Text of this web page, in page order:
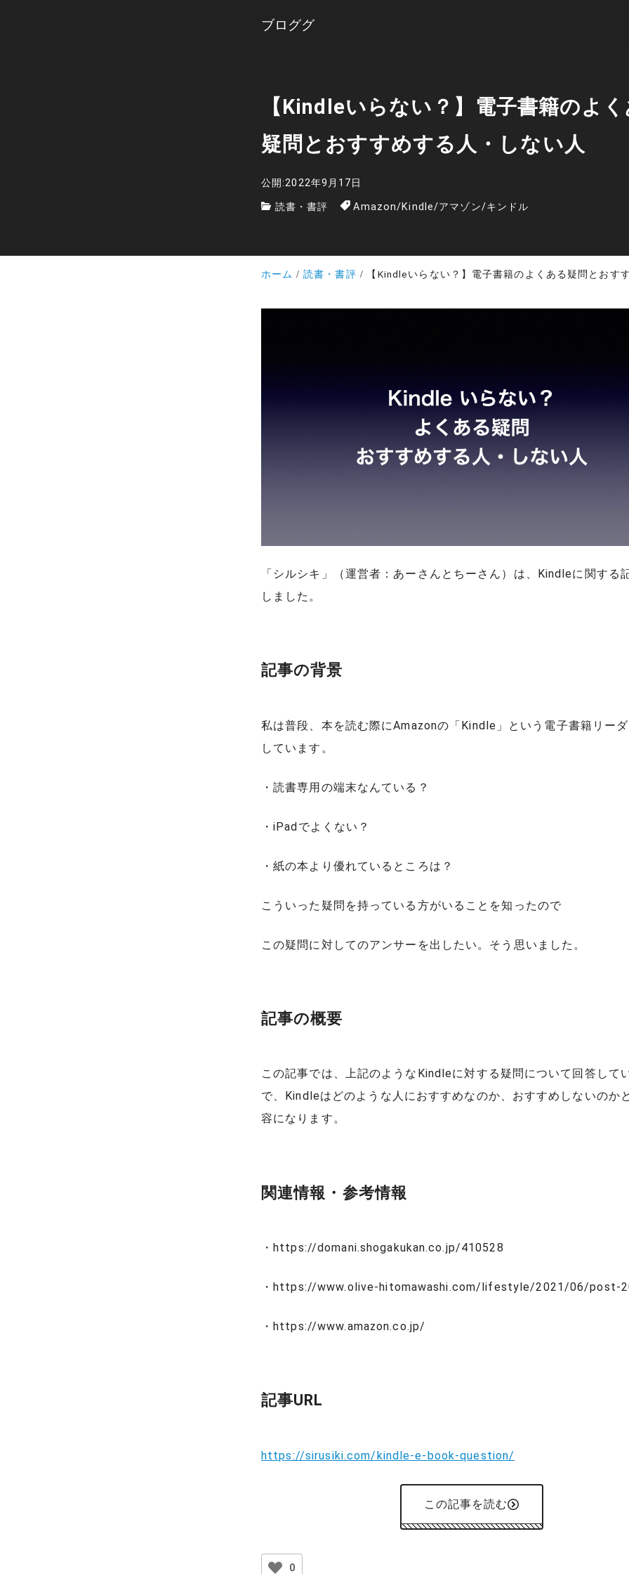
ブロググ
【Kindleいらない？】電子書籍のよ
疑問とおすすめする人・しない人
公開:2022年9月17日
読書・書評
Amazon/Kindle/アマゾン/キンドル
ホーム 読書・書評 【Kindleいらない？】電子書籍のよくある疑問とおすすめする人
「シルシキ」（運営者：あーさんとちーさん）は、Kindleに関する
しました。
記事の背景
私は普段、本を読む際にAmazonの「Kindle」という電子書籍リー
しています。
・読書専用の端末なんている？
・iPadでよくない？
・紙の本より優れているところは？
こういった疑問を持っている方がいることを知ったので
この疑問に対してのアンサーを出したい。そう思いました。
記事の概要
この記事では、上記のようなKindleに対する疑問について回答して
で、Kindleはどのような人におすすめなのか、おすすめしないのか
容になります。
関連情報・参考情報
・https://domani.shogakukan.co.jp/410528
・https://www.olive-hitomawashi.com/lifestyle/2021/06/post-
・https://www.amazon.co.jp/
記事URL
https://sirusiki.com/kindle-e-book-question/
この記事を読む
0